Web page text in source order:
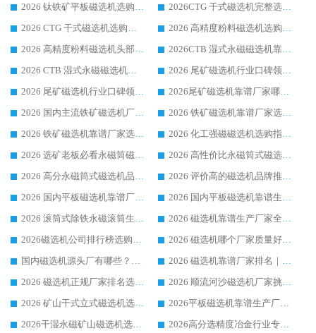
2026 钛铁矿平板磁选机选购指南 行业口碑优选品牌生产企业实力排行榜
2026CTG 干式磁选机完整选购指南 行业口碑顶尖靠谱生产龙头厂家实力推荐
2026 CTG 干式磁选机选购指南|行业口碑靠谱生产厂家领域强者推荐
2026 高精度粉料磁选机选购全攻略 行业优质品牌华体会手机网页版-华体会(中国) 实力深度解析
2026 高精度粉料磁选机头部厂家选购指南 行业口碑靠谱品牌推荐 领域强者华体会手机网页版-华体会(中国) 解析
2026CTB 湿式永磁磁选机靠谱厂家实力排行榜 铁矿选矿设备采购全流程选购指南
2026 CTB 湿式永磁磁选机选购指南|行业口碑良好品牌推荐，领域强者华体会手机网页版-华体会(中国)
2026 尾矿磁选机行业口碑领域强者，源头直供国内主流厂家华体会手机网页版-华体会(中国) 一站式服务
2026 尾矿磁选机行业口碑领域强者，源头直供国内主流厂家华体会手机网页版-华体会(中国) 一站式服务
2026尾矿磁选机靠谱厂家哪家好 行业口碑领域强者华体会手机网页版-华体会(中国) 推荐
2026 国内主流铁矿磁选机厂家选购指南|行业口碑好品牌推荐，领域强者华体会手机网页版-华体会(中国)
2026 铁矿磁选机靠谱厂家选购全攻略 行业标杆华体会手机网页版-华体会(中国) 设备性价比出众
2026 铁矿磁选机靠谱厂家选购指南，领域强者华体会手机网页版-华体会(中国) 铁矿磁选机性价比高
2026 化工强磁磁选机选购指南 5 家行业口碑靠谱厂家领域强者推荐
2026 选矿老板必看永磁筒磁选机推荐 行业头部品牌口碑设备选购全攻略
2026 高性价比永磁筒式磁选机品牌盘点 行业强者口碑实测选购完整指南
2026 高分永磁筒式磁选机品牌推荐 选矿设备强者对比测评采购避坑全攻略
2026 评价高的磁选机品牌推荐选购指南，永磁筒式磁选机设备领域强者全景行业口碑解析
2026 国内平板磁选机靠谱厂家排名 行业实测口碑设备按需选购全指南
2026 国内平板磁选机靠谱生产厂家推荐排名|行业口碑选购指南，领域强者按需选设备
2026 滚筒式除铁永磁滚筒生产厂家推荐排名|行业口碑选购指南，领域强者源头厂商精选
2026 磁选机靠谱生产厂家全梳理 分场景选型行业头部品牌选购参考攻略
2026磁选机公司排行榜选购指南|正规源头厂家推荐，领域强者高性价比靠谱信赖品牌
2026 磁选机哪个厂家质量好？十大靠谱磁电企业排名选购指南
国内磁选机源头厂有哪些？2026 综合实力排名与采购避坑技巧
2026 磁选机靠谱厂家排名｜华体会手机网页版-华体会(中国) 高性价比磁选机磁电品牌
2026 磁选机正规厂家排名选购指南|行业口碑信赖品牌推荐性价比高靠谱磁电企业
2026 顺流河沙磁选机厂家挑选攻略 | 业内口碑龙头企业高性价比品牌推荐
2026 矿山干式立式磁选机选型攻略 梳理深耕磁电装备多年靠谱生产厂商
2026平板磁选机靠谱生产厂家选购指南 行业口碑良好品牌推荐 磁电领域实力强者
2026干湿永磁矿山磁选机选型攻略 优质生产厂家排名 选矿领域高口碑品牌推荐指南
2026高分选精度冶金行业专用磁选机生产厂家,干湿式磁选机源头供应商推荐